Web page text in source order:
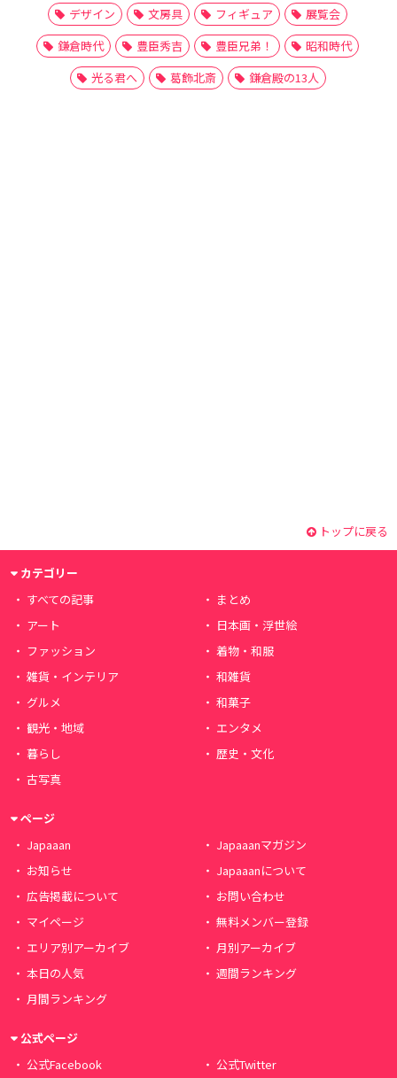
デザイン
文房具 フィギュア
展覧会
鎌倉時代
豊臣秀吉 豊臣兄弟！
昭和時代
光る君へ
葛飾北斎 鎌倉殿の13人
トップに戻る
カテゴリー
すべての記事
まとめ
アート
日本画・浮世絵
ファッション
着物・和服
雑貨・インテリア
和雑貨
グルメ
和菓子
観光・地域
エンタメ
暮らし
歴史・文化
古写真
ページ
Japaaan
Japaaanマガジン
お知らせ
Japaaanについて
広告掲載について
お問い合わせ
マイページ
無料メンバー登録
エリア別アーカイブ
月別アーカイブ
本日の人気
週間ランキング
月間ランキング
公式ページ
公式Facebook
公式Twitter